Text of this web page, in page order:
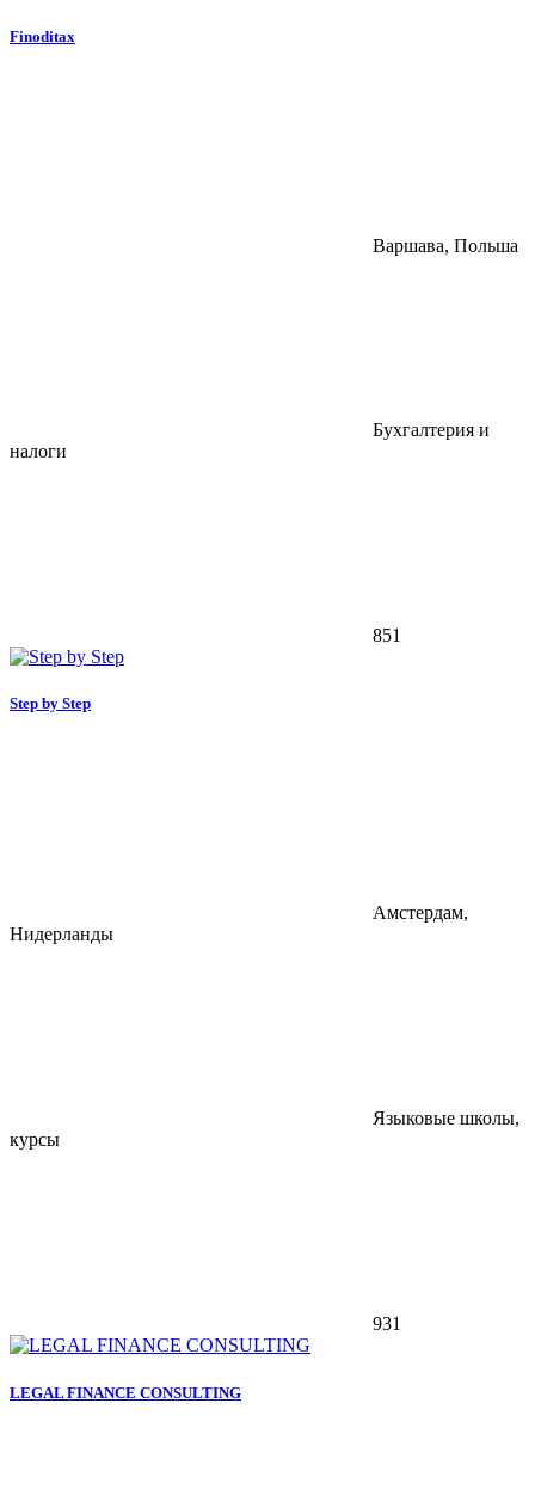
Finoditax
Варшава, Польша
Бухгалтерия и
налоги
851
Step by Step
Амстердам,
Нидерланды
Языковые школы,
курсы
931
LEGAL FINANCE CONSULTING